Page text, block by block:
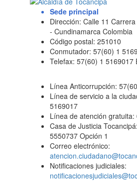
Sede principal
Dirección: Calle 11
- Cundinamarca Colombia
Código postal: 251010
Conmutador: 57(60) 1
Telefax: 57(60) 1 5169017
Línea Anticorrupción:
Línea de servicio a la
5169017
Línea de atención
Casa de Justicia
5550737 Opción 1
Correo electrónico:
Notificaciones judiciales: